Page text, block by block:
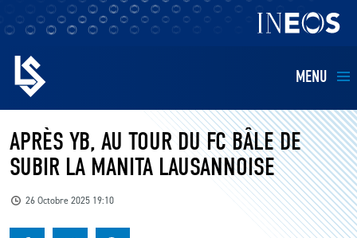
MENU
EQUIPES
BILLETTERIE
APRÈS YB, AU TOUR DU FC BÂLE DE
SUBIR LA MANITA LAUSANNOISE
26 Octobre 2025 19:10